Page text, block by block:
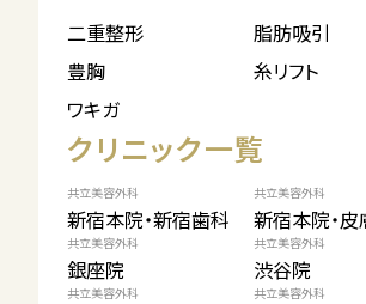
二重整形
脂肪吸引
豊胸
糸リフト
ワキガ
クリニック一覧
共立美容外科
新宿本院・新宿歯科
共立美容外科
新宿本院・皮
共立美容外科
銀座院
共立美容外科
渋谷院
共立美容外科 共立美容外科